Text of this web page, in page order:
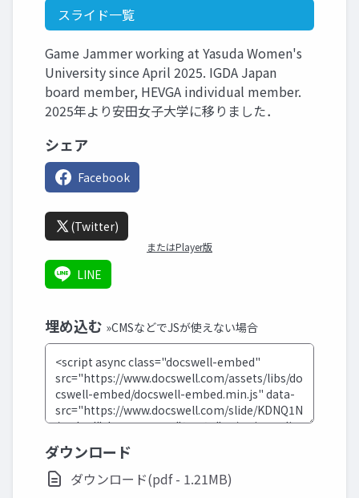
スライド一覧
Game Jammer working at Yasuda Women's
University since April 2025. IGDA Japan
board member, HEVGA individual member.
2025年より安田女子大学に移りました．
シェア
Facebook
(Twitter)
またはPlayer版
LINE
埋め込む »CMSなどでJSが使えない場合
ダウンロード
ダウンロード(pdf - 1.21MB)